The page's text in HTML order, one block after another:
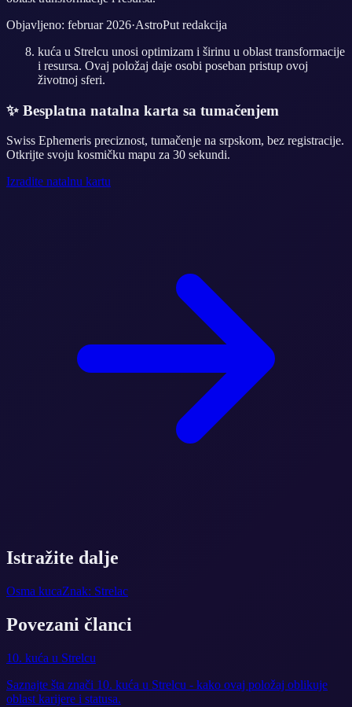
Objavljeno: februar 2026·AstroPut redakcija
kuća u Strelcu unosi optimizam i širinu u oblast transformacije
i resursa. Ovaj položaj daje osobi poseban pristup ovoj
životnoj sferi.
✨ Besplatna natalna karta sa tumačenjem
Swiss Ephemeris preciznost, tumačenje na srpskom, bez registracije.
Otkrijte svoju kosmičku mapu za 30 sekundi.
Izradite natalnu kartu
Istražite dalje
Osma kucaZnak: Strelac
Povezani članci
10. kuća u Strelcu
Saznajte šta znači 10. kuća u Strelcu - kako ovaj položaj oblikuje
oblast karijere i statusa.